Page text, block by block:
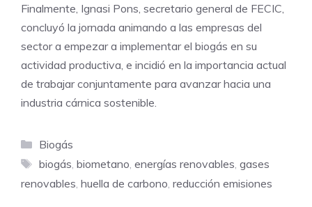
Finalmente, Ignasi Pons, secretario general de FECIC,
concluyó la jornada animando a las empresas del
sector a empezar a implementar el biogás en su
actividad productiva, e incidió en la importancia actual
de trabajar conjuntamente para avanzar hacia una
industria cárnica sostenible.
Categorías
Biogás
Etiquetas
biogás, biometano, energías renovables, gases
renovables, huella de carbono, reducción emisiones